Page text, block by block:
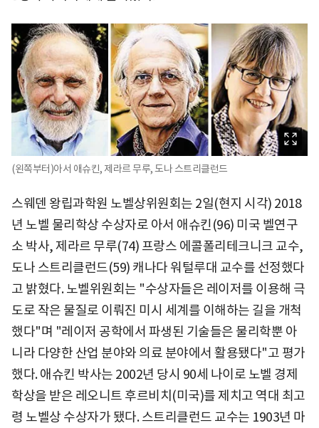
(왼쪽부터)아서 애슈킨, 제라르 무루, 도나 스트리클런드
스웨덴 왕립과학원 노벨상위원회는 2일(현지 시각) 2018
년 노벨 물리학상 수상자로 아서 애슈킨(96) 미국 벨연구
소 박사, 제라르 무루(74) 프랑스 에콜폴리테크니크 교수,
도나 스트리클런드(59) 캐나다 워털루대 교수를 선정했다
고 밝혔다. 노벨위원회는 "수상자들은 레이저를 이용해 극
도로 작은 물질로 이뤄진 미시 세계를 이해하는 길을 개척
했다"며 "레이저 공학에서 파생된 기술들은 물리학뿐 아
니라 다양한 산업 분야와 의료 분야에서 활용됐다"고 평가
했다. 애슈킨 박사는 2002년 당시 90세 나이로 노벨 경제
학상을 받은 레오니트 후르비치(미국)를 제치고 역대 최고
령 노벨상 수상자가 됐다. 스트리클런드 교수는 1903년 마